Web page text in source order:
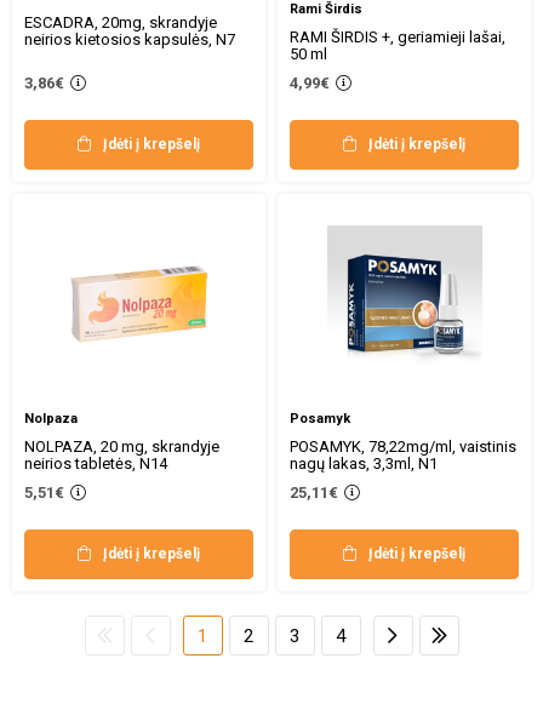
ESCADRA, 20mg, skrandyje
neirios kietosios kapsulės, N7
3,86€
Įdėti į krepšelį
Rami Širdis
RAMI ŠIRDIS +, geriamieji lašai,
50 ml
4,99€
Įdėti į krepšelį
Nolpaza
NOLPAZA, 20 mg, skrandyje
neirios tabletės, N14
5,51€
Įdėti į krepšelį
Posamyk
POSAMYK, 78,22mg/ml, vaistinis
nagų lakas, 3,3ml, N1
25,11€
Įdėti į krepšelį
1 2 3 4